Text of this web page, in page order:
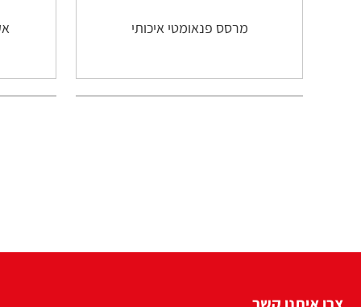
מרסס פנאומטי איכותי